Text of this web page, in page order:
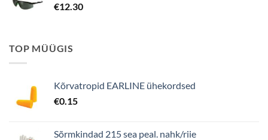
€12.30
TOP MÜÜGIS
Kõrvatropid EARLINE ühekordsed
€0.15
Sõrmkindad 215 sea peal. nahk/riie